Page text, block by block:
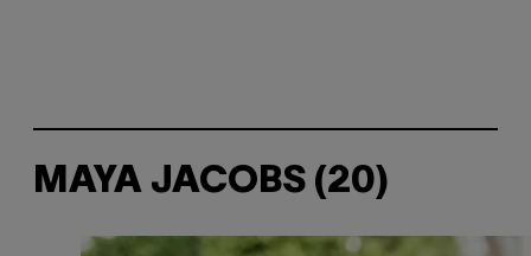
MAYA JACOBS (20)